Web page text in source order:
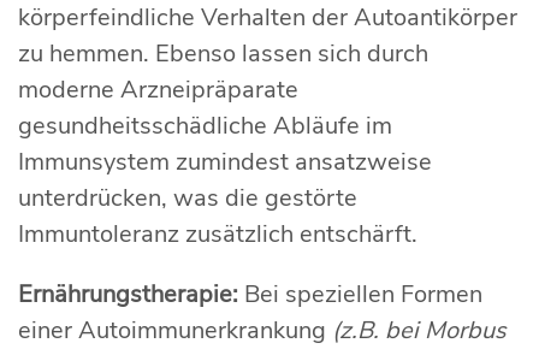
körperfeindliche Verhalten der Autoantikörper
zu hemmen. Ebenso lassen sich durch
moderne Arzneipräparate
gesundheitsschädliche Abläufe im
Immunsystem zumindest ansatzweise
unterdrücken, was die gestörte
Immuntoleranz zusätzlich entschärft.
Ernährungstherapie: Bei speziellen Formen
einer Autoimmunerkrankung (z.B. bei Morbus